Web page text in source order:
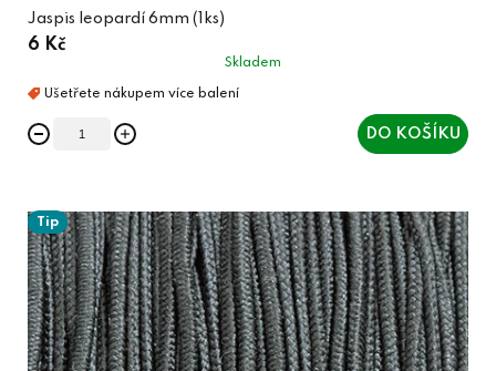
Jaspis leopardí 6mm (1ks)
6 Kč
Skladem
DO KOŠÍKU
Tip